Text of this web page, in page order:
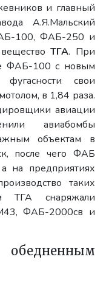
и главный
А.Я.Мальский
100, ФАБ-250 и
ТГА. При
ФАБ-100 с новым
свои
в 1,84 раза.
авиации
авиабомбы
объектам в
после чего ФАБ
на предприятиях
таких
ТГА снаряжали
ФАБ-2000св и